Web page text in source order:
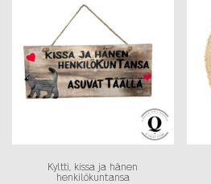
Kyltti, kissa ja hänen
henkilökuntansa